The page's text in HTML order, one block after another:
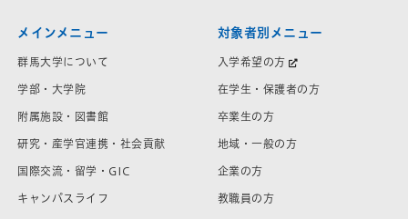
メインメニュー
群馬大学について
学部・大学院
附属施設・図書館
研究・産学官連携・社会貢献
国際交流・留学・GIC
キャンパスライフ
対象者別メニュー
入学希望の方
在学生・保護者の方
卒業生の方
地域・一般の方
企業の方
教職員の方